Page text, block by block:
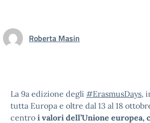
Roberta Masin
La 9a edizione degli #ErasmusDays,
tutta Europa e oltre dal 13 al 18
centro i valori dell’Unione europea,